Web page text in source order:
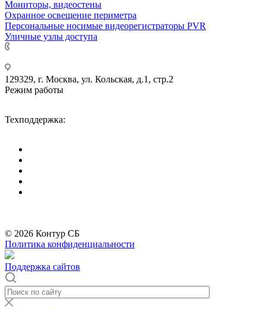
Мониторы, видеостены
Охранное освещение периметра
Персональные носимые видеорегистраторы PVR
Уличные узлы доступа
129329, г. Москва, ул. Кольская, д.1, стр.2
Режим работы
Техподдержка:
© 2026 Контур СБ
Политика конфиденциальности
Поддержка сайтов